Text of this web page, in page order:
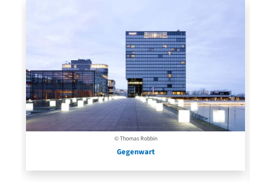
© Thomas Robbin
Gegenwart